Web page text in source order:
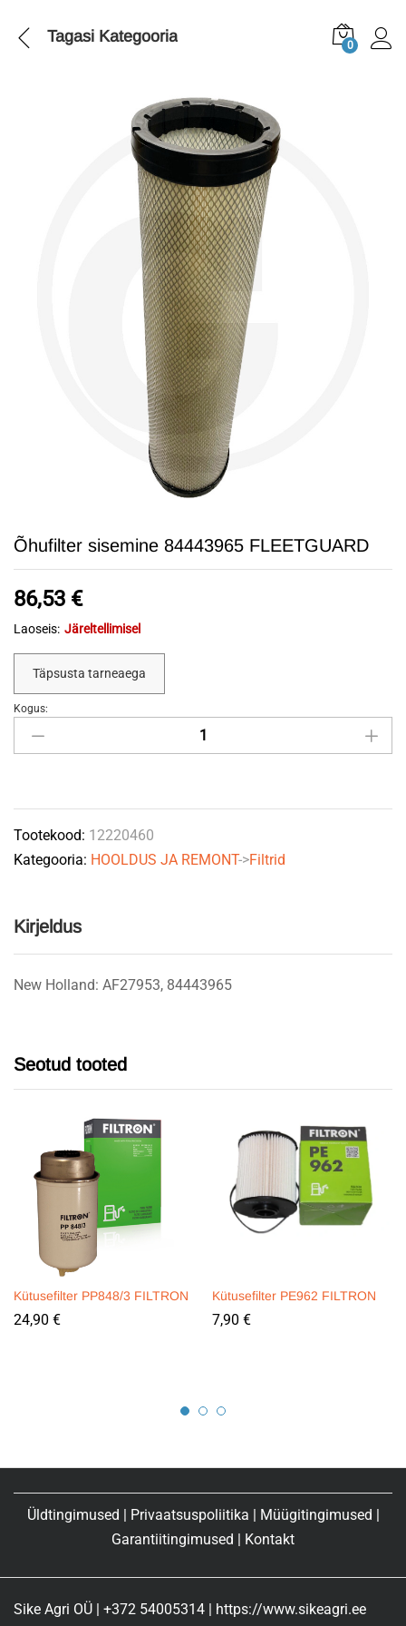
Tagasi Kategooria 0
Õhufilter sisemine 84443965 FLEETGUARD
86,53 €
Laoseis: Järeltellimisel
Täpsusta tarneaega
Õhufilter
sisemine
quantity
Kogus:
Tootekood: 12220460
Kategooria: HOOLDUS JA REMONT->Filtrid
Kirjeldus
New Holland: AF27953, 84443965
Seotud tooted
Kütusefilter PP848/3 FILTRON
24,90 €
Kütusefilter PE962 FILTRON
7,90 €
Üldtingimused Privaatsuspoliitika Müügitingimused
Garantiitingimused
Kontakt
Sike Agri OÜ | +372 54005314 | https://www.sikeagri.ee